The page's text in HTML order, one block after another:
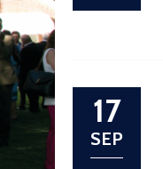
17
SEP